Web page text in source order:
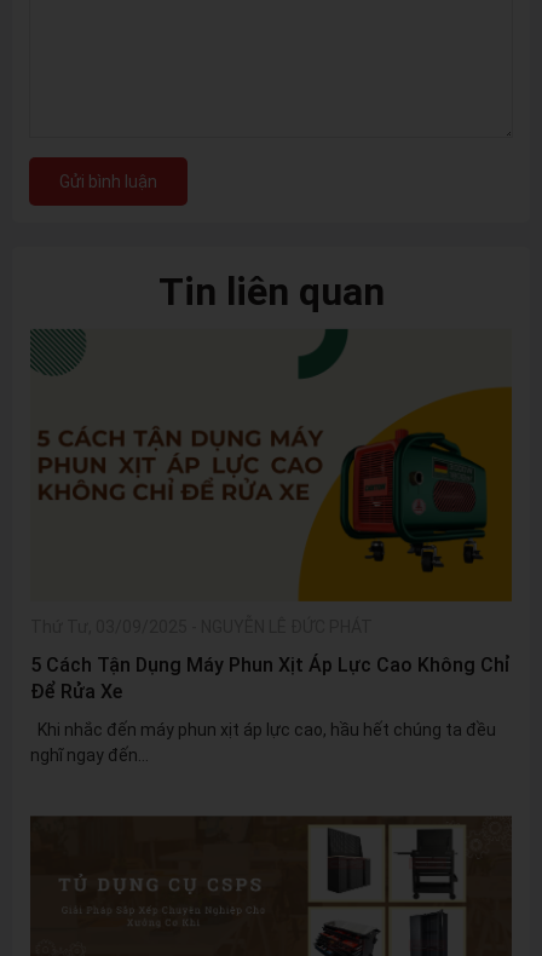
Gửi bình luận
Tin liên quan
5 Cách Tận Dụng Máy Phun Xịt Áp Lực Cao Không Chỉ
Để Rửa Xe
Khi nhắc đến máy phun xịt áp lực cao, hầu hết chúng ta đều
nghĩ ngay đến...